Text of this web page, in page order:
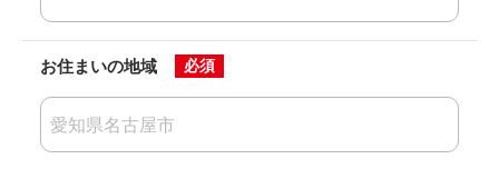
お住まいの地域 必須